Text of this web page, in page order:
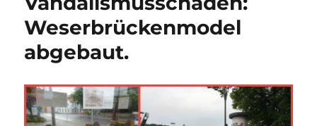
Weserbrückenmodel
abgebaut.